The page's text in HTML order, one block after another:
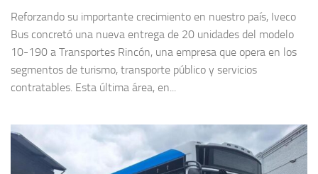
Reforzando su importante crecimiento en nuestro país, Iveco
Bus concretó una nueva entrega de 20 unidades del modelo
10-190 a Transportes Rincón, una empresa que opera en los
segmentos de turismo, transporte público y servicios
contratables. Esta última área, en...